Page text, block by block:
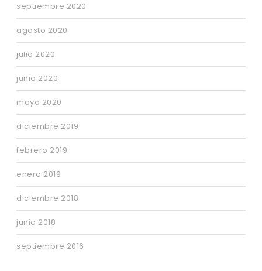
septiembre 2020
agosto 2020
julio 2020
junio 2020
mayo 2020
diciembre 2019
febrero 2019
enero 2019
diciembre 2018
junio 2018
septiembre 2016